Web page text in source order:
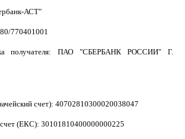
АСТ"
770401001
получателя: ПАО "СБЕРБАНК РОССИИ" Г.
счет): 40702810300020038047
(ЕКС): 30101810400000000225